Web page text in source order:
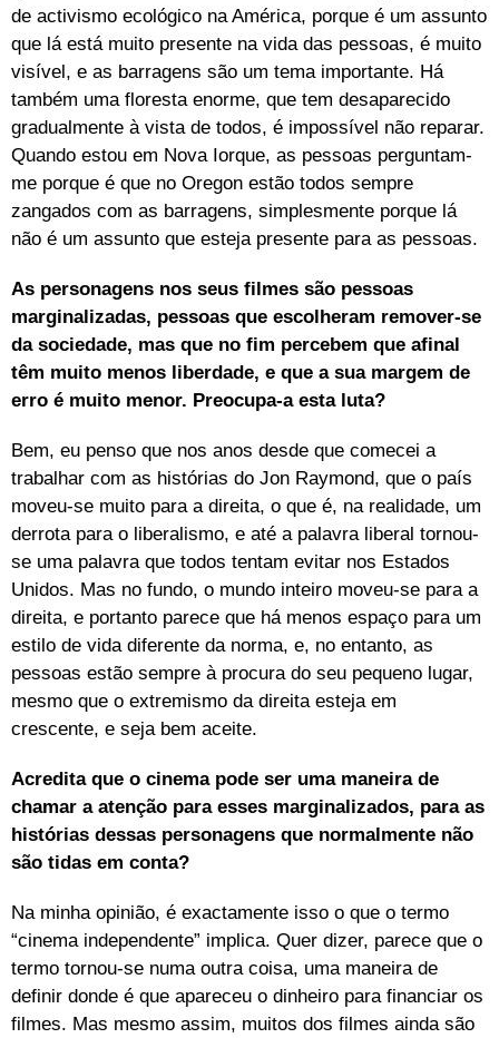
de activismo ecológico na América, porque é um assunto
que lá está muito presente na vida das pessoas, é muito
visível, e as barragens são um tema importante. Há
também uma floresta enorme, que tem desaparecido
gradualmente à vista de todos, é impossível não reparar.
Quando estou em Nova Iorque, as pessoas perguntam-
me porque é que no Oregon estão todos sempre
zangados com as barragens, simplesmente porque lá
não é um assunto que esteja presente para as pessoas.
As personagens nos seus filmes são pessoas
marginalizadas, pessoas que escolheram remover-se
da sociedade, mas que no fim percebem que afinal
têm muito menos liberdade, e que a sua margem de
erro é muito menor. Preocupa-a esta luta?
Bem, eu penso que nos anos desde que comecei a
trabalhar com as histórias do Jon Raymond, que o país
moveu-se muito para a direita, o que é, na realidade, um
derrota para o liberalismo, e até a palavra liberal tornou-
se uma palavra que todos tentam evitar nos Estados
Unidos. Mas no fundo, o mundo inteiro moveu-se para a
direita, e portanto parece que há menos espaço para um
estilo de vida diferente da norma, e, no entanto, as
pessoas estão sempre à procura do seu pequeno lugar,
mesmo que o extremismo da direita esteja em
crescente, e seja bem aceite.
Acredita que o cinema pode ser uma maneira de
chamar a atenção para esses marginalizados, para as
histórias dessas personagens que normalmente não
são tidas em conta?
Na minha opinião, é exactamente isso o que o termo
“cinema independente” implica. Quer dizer, parece que o
termo tornou-se numa outra coisa, uma maneira de
definir donde é que apareceu o dinheiro para financiar os
filmes. Mas mesmo assim, muitos dos filmes ainda são